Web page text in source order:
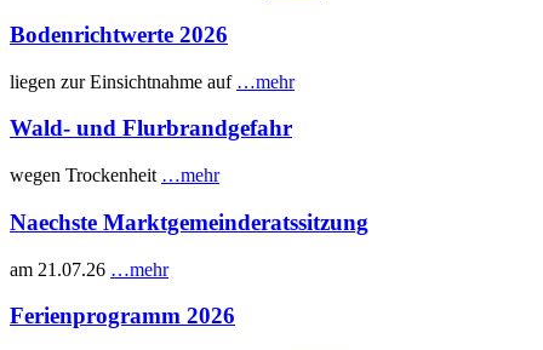
Bodenrichtwerte 2026
liegen zur Einsichtnahme auf …mehr
Wald- und Flurbrandgefahr
wegen Trockenheit …mehr
Naechste Marktgemeinderatssitzung
am 21.07.26 …mehr
Ferienprogramm 2026